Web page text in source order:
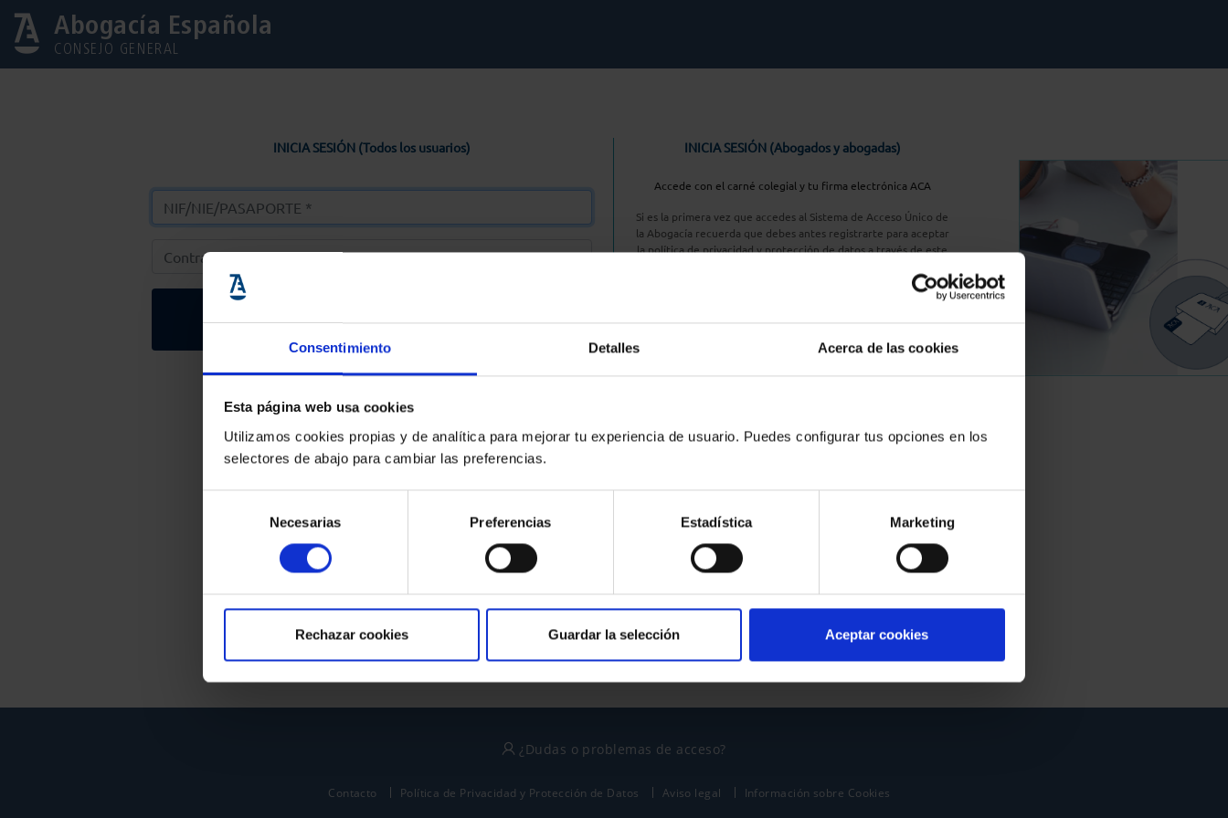
Consentimiento Detalles Acerca de las cookies
Esta página web usa cookies
Utilizamos cookies propias y de analítica para mejorar tu experiencia de usuario. Puedes configurar tus opciones en los
selectores de abajo para cambiar las preferencias.
consentimiento
Necesarias Preferencias Estadística Marketing
Rechazar cookies Guardar la selección Aceptar cookies
Abogacía Española
CONSEJO GENERAL
INICIA SESIÓN (Todos los usuarios)
Entrar
Solicitar Contraseña
INICIA SESIÓN (Abogados y abogadas)
Accede con el carné colegial y tu firma electrónica ACA
Si es la primera vez que accedes al Sistema de Acceso Único de
la Abogacía recuerda que debes antes registrarte para aceptar
la política de privacidad y protección de datos a través de este
Entrar con ACA Plus
¿No tienes cuenta?
política de privacidad
y términos del servicio
¿Dudas o problemas de acceso?
Contacto Política de Privacidad y Protección de Datos Aviso legal Información sobre Cookies